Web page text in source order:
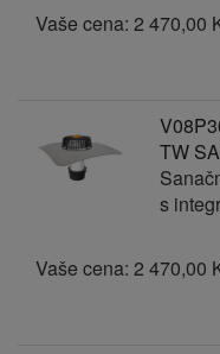
Vaše cena: 2 470,00
TW
s
Vaše cena: 2 470,00